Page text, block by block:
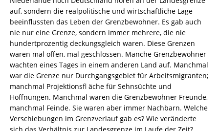
3-
8260-
6263-
6
/
978-
3-
82-
606263-
6
Menge
auf, sondern die realpolitische und wirtschaftliche Lage
beeinflussten das Leben der Grenzbewohner. Es gab auch
nie nur eine Grenze, sondern immer mehrere, die nie
hundertprozentig deckungsgleich waren. Diese Grenzen
waren mal offen, mal geschlossen. Manche Grenzbewohner
wachten eines Tages in einem anderen Land auf. Manchmal
war die Grenze nur Durchgangsgebiet für Arbeitsmigranten;
manchmal Projektionsfl äche für Sehnsüchte und
Hoffnungen. Manchmal waren die Grenzbewohner Freunde,
manchmal Feinde. Sie waren aber immer Nachbarn. Welche
Verschiebungen im Grenzverlauf gab es? Wie veränderte